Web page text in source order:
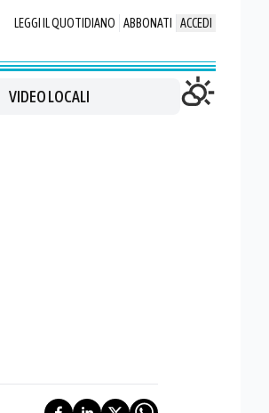
LEGGI IL QUOTIDIANO ABBONATI ACCEDI
VIDEO LOCALI